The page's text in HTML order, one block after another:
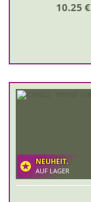
10.25 €
NEUHEIT.
AUF LAGER